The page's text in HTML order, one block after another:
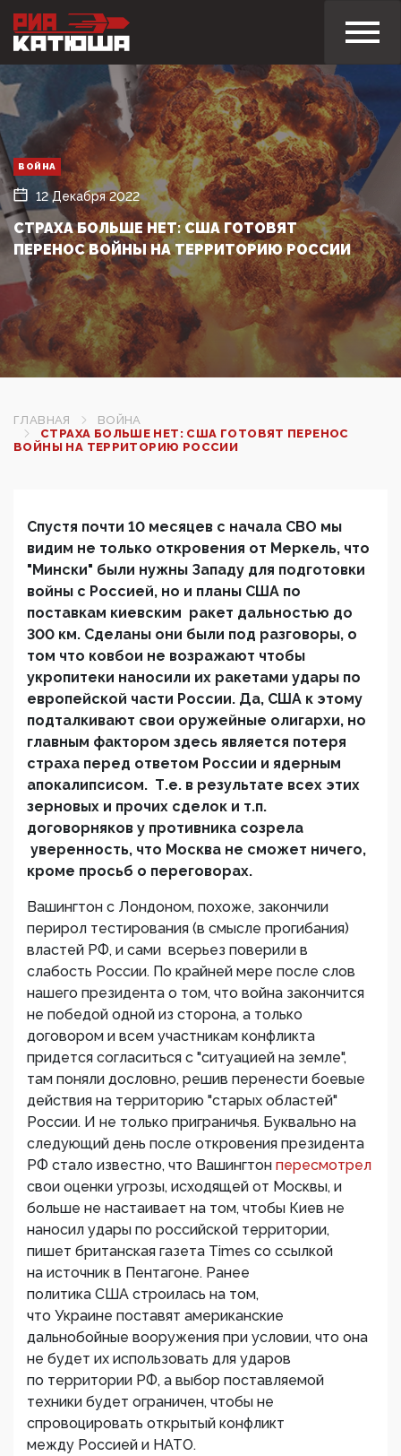
ВОЙНА
12 Декабря 2022
СТРАХА БОЛЬШЕ НЕТ: США ГОТОВЯТ
ПЕРЕНОС ВОЙНЫ НА ТЕРРИТОРИЮ РОССИИ
ГЛАВНАЯ
ВОЙНА
СТРАХА БОЛЬШЕ НЕТ: США ГОТОВЯТ ПЕРЕНОС
ВОЙНЫ НА ТЕРРИТОРИЮ РОССИИ
Спустя почти 10 месяцев с начала СВО мы
видим не только откровения от Меркель, что
"Мински" были нужны Западу для подготовки
войны с Россией, но и планы США по
поставкам киевским ракет дальностью до
300 км. Сделаны они были под разговоры, о
том что ковбои не возражают чтобы
укропитеки наносили их ракетами удары по
европейской части России. Да, США к этому
подталкивают свои оружейные олигархи, но
главным фактором здесь является потеря
страха перед ответом России и ядерным
апокалипсисом. Т.е. в результате всех этих
зерновых и прочих сделок и т.п.
договорняков у противника созрела
уверенность, что Москва не сможет ничего,
кроме просьб о переговорах.
Вашингтон с Лондоном, похоже, закончили
перирол тестирования (в смысле прогибания)
властей РФ, и сами всерьез поверили в
слабость России. По крайней мере после слов
нашего президента о том, что война закончится
не победой одной из сторона, а только
договором и всем участникам конфликта
придется согласиться с "ситуацией на земле",
там поняли дословно, решив перенести боевые
действия на территорию "старых областей"
России. И не только приграничья. Буквально на
следующий день после откровения президента
РФ стало известно, что Вашингтон пересмотрел
свои оценки угрозы, исходящей от Москвы, и
больше не настаивает на том, чтобы Киев не
наносил удары по российской территории,
пишет британская газета Times со ссылкой
на источник в Пентагоне. Ранее
политика США строилась на том,
что Украине поставят американские
дальнобойные вооружения при условии, что она
не будет их использовать для ударов
по территории РФ, а выбор поставляемой
техники будет ограничен, чтобы не
спровоцировать открытый конфликт
между Россией и НАТО.